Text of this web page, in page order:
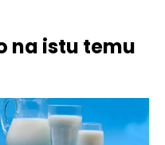
na istu temu